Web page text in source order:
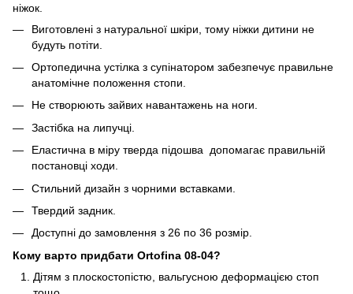
ніжок.
Виготовлені з натуральної шкіри, тому ніжки дитини не
будуть потіти.
Ортопедична устілка з супінатором забезпечує правильне
анатомічне положення стопи.
Не створюють зайвих навантажень на ноги.
Застібка на липучці.
Еластична в міру тверда підошва допомагає правильній
постановці ходи.
Стильний дизайн з чорними вставками.
Твердий задник.
Доступні до замовлення з 26 по 36 розмір.
Кому варто придбати Ortofina 08-04?
Дітям з плоскостопістю, вальгусною деформацією стоп